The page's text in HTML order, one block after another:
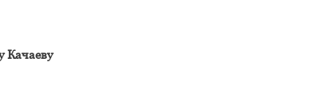
Качаеву